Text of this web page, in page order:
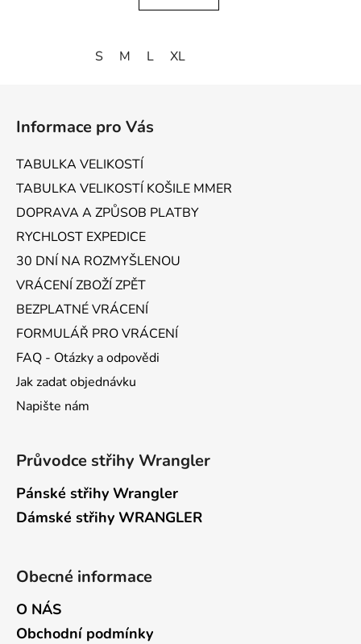
S M L XL
Informace pro Vás
TABULKA VELIKOSTÍ
TABULKA VELIKOSTÍ KOŠILE MMER
DOPRAVA A ZPŮSOB PLATBY
RYCHLOST EXPEDICE
30 DNÍ NA ROZMYŠLENOU
VRÁCENÍ ZBOŽÍ ZPĚT
BEZPLATNÉ VRÁCENÍ
FORMULÁŘ PRO VRÁCENÍ
FAQ - Otázky a odpovědi
Jak zadat objednávku
Napište nám
Průvodce střihy Wrangler
Pánské střihy Wrangler
Dámské střihy WRANGLER
Obecné informace
O NÁS
Obchodní podmínky